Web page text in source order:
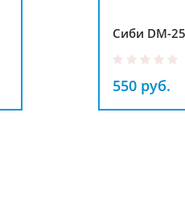
Сиби DM-
550 руб.